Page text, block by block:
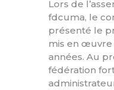
Lors de
fdcuma, le
présenté le
mis en œuvre
années. Au
fédération